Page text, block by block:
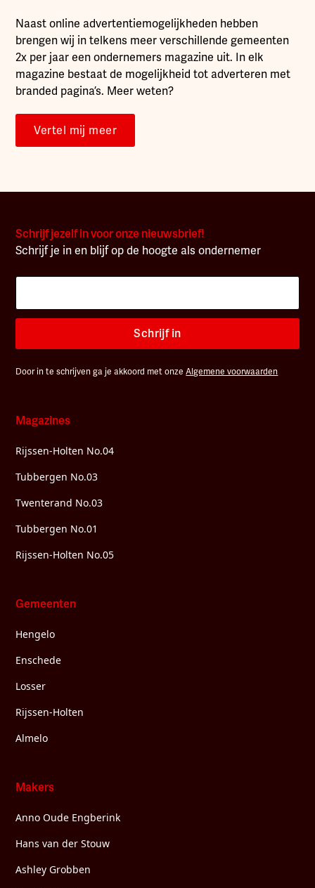
Naast online advertentiemogelijkheden hebben
brengen wij in telkens meer verschillende gemeenten
2x per jaar een ondernemers magazine uit. In elk
magazine bestaat de mogelijkheid tot adverteren met
branded pagina’s. Meer weten?
Vertel mij meer
Schrijf jezelf in voor onze nieuwsbrief!
Schrijf je in en blijf op de hoogte als ondernemer
Schrijf in
Door in te schrijven ga je akkoord met onzeAlgemene voorwaarden
Magazines
Rijssen-Holten No.04
Tubbergen No.03
Twenterand No.03
Tubbergen No.01
Rijssen-Holten No.05
Gemeenten
Hengelo
Enschede
Losser
Rijssen-Holten
Almelo
Makers
Anno Oude Engberink
Hans van der Stouw
Ashley Grobben